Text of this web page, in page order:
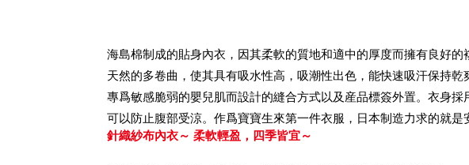
海島棉制成的貼身內衣，因其柔軟的質地和適中的厚度而擁有良好
天然的多卷曲，使其具有吸水性高，吸潮性出色，能快速吸汗保持乾
專爲敏感脆弱的嬰兒肌而設計的縫合方式以及産品標簽外置。衣身
可以防止腹部受涼。作爲寶寶生來第一件衣服，日本制造力求的就是
針織紗布內衣～ 柔軟輕盈，四季皆宜～